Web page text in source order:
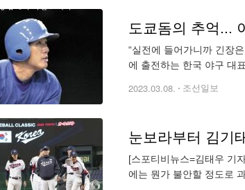
도쿄돔의 추억...
“실전에 들어가니까 긴장
에 출전하는 한국 야구 대
2023.03.08. 조선일보
눈보라부터 김기
[스포티비뉴스=김태우 기
에는 뭔가 불안할 정도로